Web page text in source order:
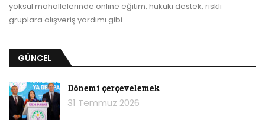
yoksul mahallelerinde online eğitim, hukuki destek, riskli
gruplara alışveriş yardımı gibi…
GÜNCEL
Dönemi çerçevelemek
31 Temmuz 2026